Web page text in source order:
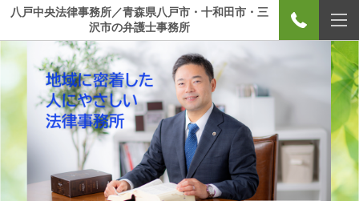
八戸中央法律事務所／青森県八戸市・十和田市・三
沢市の弁護士事務所